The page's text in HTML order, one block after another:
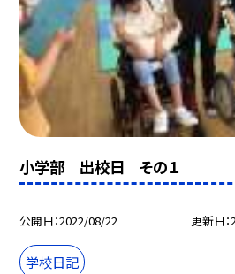
小学部 出校日 その１
公開日 2022/08/22 更新日
学校日記